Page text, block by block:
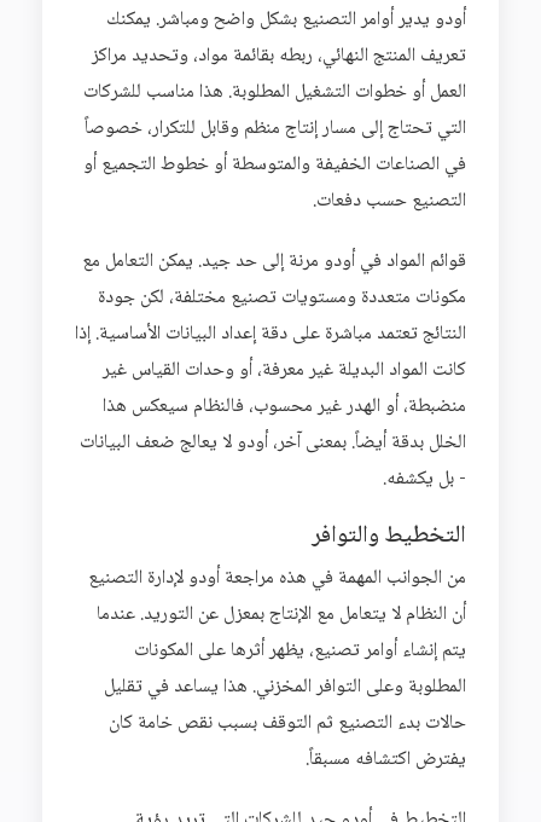
أودو يدير أوامر التصنيع بشكل واضح ومباشر. يمكنك
تعريف المنتج النهائي، ربطه بقائمة مواد، وتحديد مراكز
العمل أو خطوات التشغيل المطلوبة. هذا مناسب للشركات
التي تحتاج إلى مسار إنتاج منظم وقابل للتكرار، خصوصاً
في الصناعات الخفيفة والمتوسطة أو خطوط التجميع أو
التصنيع حسب دفعات.
قوائم المواد في أودو مرنة إلى حد جيد. يمكن التعامل مع
مكونات متعددة ومستويات تصنيع مختلفة، لكن جودة
النتائج تعتمد مباشرة على دقة إعداد البيانات الأساسية. إذا
كانت المواد البديلة غير معرفة، أو وحدات القياس غير
منضبطة، أو الهدر غير محسوب، فالنظام سيعكس هذا
الخلل بدقة أيضاً. بمعنى آخر، أودو لا يعالج ضعف البيانات
- بل يكشفه.
التخطيط والتوافر
من الجوانب المهمة في هذه مراجعة أودو لإدارة التصنيع
أن النظام لا يتعامل مع الإنتاج بمعزل عن التوريد. عندما
يتم إنشاء أوامر تصنيع، يظهر أثرها على المكونات
المطلوبة وعلى التوافر المخزني. هذا يساعد في تقليل
حالات بدء التصنيع ثم التوقف بسبب نقص خامة كان
يفترض اكتشافه مسبقاً.